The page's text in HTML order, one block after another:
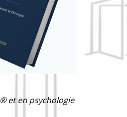
et en psychologie